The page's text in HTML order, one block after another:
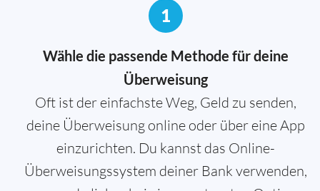
1
Wähle die passende Methode für deine
Überweisung
Oft ist der einfachste Weg, Geld zu senden,
deine Überweisung online oder über eine App
einzurichten. Du kannst das Online-
Überweisungssystem deiner Bank verwenden,